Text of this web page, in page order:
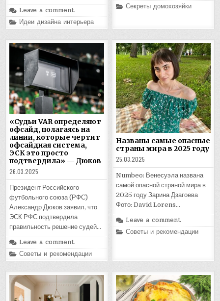
Leave a comment
Posted
in
Идеи дизайна интерьера
Posted
Секреты домохозяйки
«Судьи VAR определяют
офсайд, полагаясь на
линии, которые чертит
офсайдная система,
ЭСК это просто
подтвердила» — Дюков
26.03.2025
Президент Российского
футбольного союза (РФС)
Александр Дюков заявил, что
ЭСК РФС подтвердила
правильность решение судей…
Leave a comment
Posted
in
Советы и рекомендации
Названы самые опасные
страны мира в 2025 году
25.03.2025
Numbeo: Венесуэла названа
самой опасной страной мира в
2025 году Зарина Дзагоева
Фото: David Lorens…
Leave a comment
Posted
Советы и рекомендации